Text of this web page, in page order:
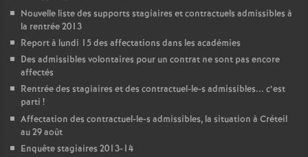
Nouvelle liste des supports stagiaires et contractuels admissibles à
la rentrée 2013
Report à lundi 15 des affectations dans les académies
Des admissibles volontaires pour un contrat ne sont pas encore
affectés
Rentrée des stagiaires et des contractuel-le-s admissibles... c’est
parti !
Affectation des contractuel-le-s admissibles, la situation à Créteil
au 29 août
Enquête stagiaires 2013-14